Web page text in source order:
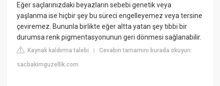
Eğer saçlarınızdaki beyazların sebebi genetik veya
yaşlanma ise hiçbir şey bu süreci engelleyemez veya tersine
çeviremez. Bununla birlikte eğer altta yatan şey tıbbi bir
durumsa renk pigmentasyonunun geri dönmesi sağlanabilir.
Kaynak kaldırma talebi |Cevabın tamamını burada okuyun:
sacbakimguzellik.com